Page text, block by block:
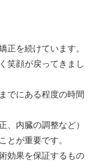
正を続けています。
笑顔が戻ってきまし
でにある程度の時間
、内臓の調整など）
とが重要です。
効果を保証するもの